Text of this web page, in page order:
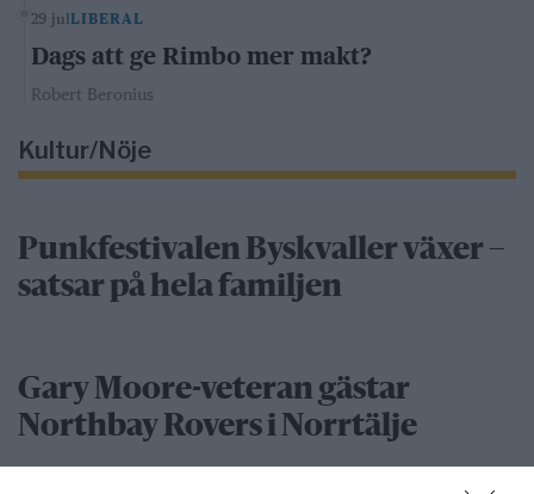
29 julLIBERAL
Dags att ge Rimbo mer makt?
Robert Beronius
Kultur/Nöje
Punkfestivalen Byskvaller växer –
satsar på hela familjen
Gary Moore-veteran gästar
Northbay Rovers i Norrtälje